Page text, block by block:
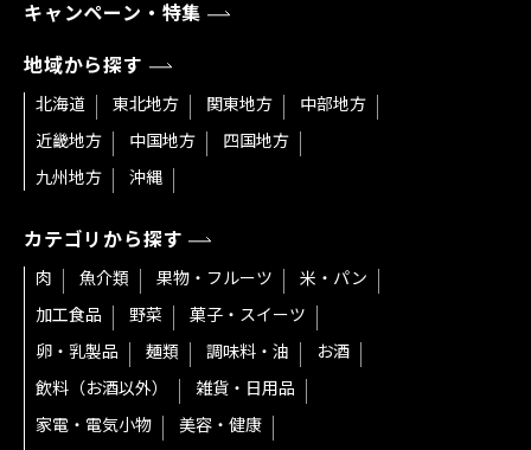
キャンペーン・特集
地域から探す
北海道 東北地方 関東地方
中部地方
近畿地方
中国地方
四国地方
九州地方
沖縄
カテゴリから探す
肉 魚介類 果物・フルーツ
米・パン
加工食品
野菜
菓子・スイーツ
卵・乳製品
麺類 調味料・油
お酒
飲料（お酒以外）
雑貨・日用品
家電・電気小物
美容・健康